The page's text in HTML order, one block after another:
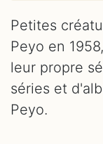
Petites
Peyo en
leur propre
séries et
Peyo.